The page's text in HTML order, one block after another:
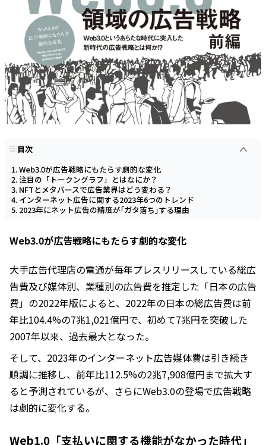
目次
Web3.0が広告戦略にもたらす劇的な変化
注目の「トークングラフ」とはなにか？
NFTとメタバースで広告業界はどう変わる？
インターネット広告に関する2023年6つのトレンド
2023年にネット広告の精度が｢ガタ落ち｣する理由
Web3.0が広告戦略にもたらす劇的な変化
大手広告代理店の電通が毎年プレスリリースしている総広
告費及び媒体別、業種別の広告費を推定した「日本の広告
費」の2022年版によると、2022年の日本の総広告費は前
年比104.4%の7兆1,021億円で、初めて7兆円を突破した
2007年以来、過去最大となった。
そして、2023年のインターネット広告媒体費は引き続き
順調に推移し、前年比112.5%の2兆7,908億円まで拡大す
ると予測されているが、さらにWeb3.0の登場で広告戦略
は劇的に変化する。
Web1.0「支払いに関する機能がなかった時代」